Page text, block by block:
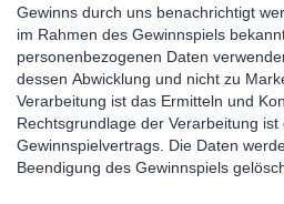
Gewinns durch uns benachrichtigt
im Rahmen des Gewinnspiels
personenbezogenen Daten
dessen Abwicklung und nicht zu
Verarbeitung ist das Ermitteln und
Rechtsgrundlage der Verarbeitung
Gewinnspielvertrags. Die Daten
Beendigung des Gewinnspiels